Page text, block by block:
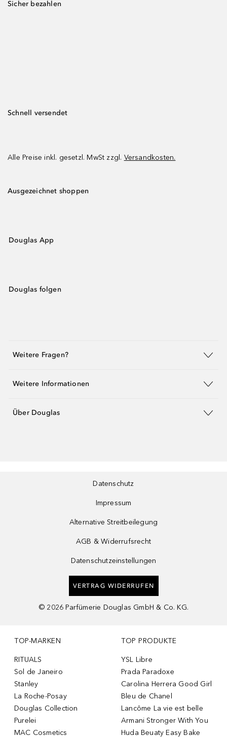
Sicher bezahlen
Schnell versendet
Alle Preise inkl. gesetzl. MwSt zzgl. Versandkosten.
Ausgezeichnet shoppen
Douglas App
Douglas folgen
Weitere Fragen?
Weitere Informationen
Über Douglas
Datenschutz
Impressum
Alternative Streitbeilegung
AGB & Widerrufsrecht
Datenschutzeinstellungen
VERTRAG WIDERRUFEN
© 2026 Parfümerie Douglas GmbH & Co. KG.
TOP-MARKEN
RITUALS
Sol de Janeiro
Stanley
La Roche-Posay
Douglas Collection
Purelei
MAC Cosmetics
TOP PRODUKTE
YSL Libre
Prada Paradoxe
Carolina Herrera Good Girl
Bleu de Chanel
Lancôme La vie est belle
Armani Stronger With You
Huda Beuaty Easy Bake